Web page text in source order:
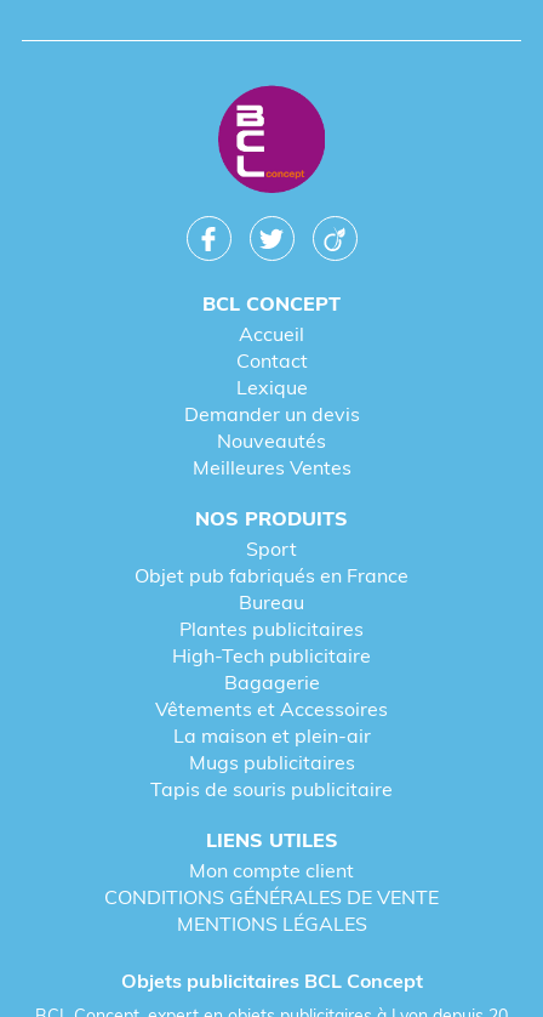
BCL CONCEPT
Accueil
Contact
Lexique
Demander un devis
Nouveautés
Meilleures Ventes
NOS PRODUITS
Sport
Objet pub fabriqués en France
Bureau
Plantes publicitaires
High-Tech publicitaire
Bagagerie
Vêtements et Accessoires
La maison et plein-air
Mugs publicitaires
Tapis de souris publicitaire
LIENS UTILES
Mon compte client
CONDITIONS GÉNÉRALES DE VENTE
MENTIONS LÉGALES
Objets publicitaires BCL Concept